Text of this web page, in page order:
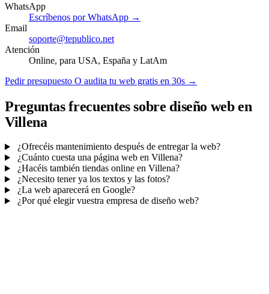
WhatsApp
Escríbenos por WhatsApp →
Email
soporte@tepublico.net
Atención
Online, para USA, España y LatAm
Pedir presupuesto O audita tu web gratis en 30s →
Preguntas frecuentes sobre diseño web en
Villena
¿Ofrecéis mantenimiento después de entregar la web?
¿Cuánto cuesta una página web en Villena?
¿Hacéis también tiendas online en Villena?
¿Necesito tener ya los textos y las fotos?
¿La web aparecerá en Google?
¿Por qué elegir vuestra empresa de diseño web?